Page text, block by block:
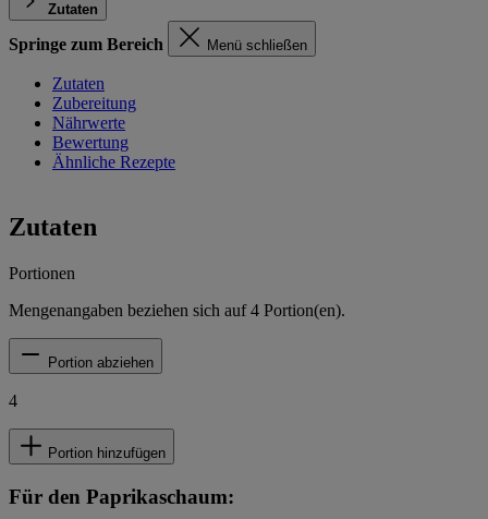
Zutaten
Springe zum Bereich Menü schließen
Zutaten
Zubereitung
Nährwerte
Bewertung
Ähnliche Rezepte
Zutaten
Portionen
Mengenangaben beziehen sich auf4 Portion(en).
Portion abziehen
4
Portion hinzufügen
Für den Paprikaschaum: